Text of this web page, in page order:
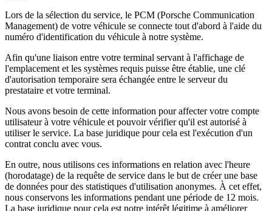
Lors de la sélection du service, le PCM (Porsche Communication
Management) de votre véhicule se connecte tout d'abord à l'aide du
numéro d'identification du véhicule à notre système.
Afin qu'une liaison entre votre terminal servant à l'affichage de
l'emplacement et les systèmes requis puisse être établie, une clé
d'autorisation temporaire sera échangée entre le serveur du
prestataire et votre terminal.
Nous avons besoin de cette information pour affecter votre compte
utilisateur à votre véhicule et pouvoir vérifier qu'il est autorisé à
utiliser le service. La base juridique pour cela est l'exécution d'un
contrat conclu avec vous.
En outre, nous utilisons ces informations en relation avec l'heure
(horodatage) de la requête de service dans le but de créer une base
de données pour des statistiques d'utilisation anonymes. À cet effet,
nous conservons les informations pendant une période de 12 mois.
La base juridique pour cela est notre intérêt légitime à améliorer